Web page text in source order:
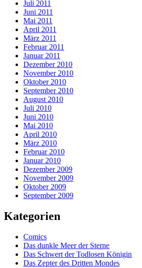
Juli 2011
Juni 2011
Mai 2011
April 2011
März 2011
Februar 2011
Januar 2011
Dezember 2010
November 2010
Oktober 2010
September 2010
August 2010
Juli 2010
Juni 2010
Mai 2010
April 2010
März 2010
Februar 2010
Januar 2010
Dezember 2009
November 2009
Oktober 2009
September 2009
Kategorien
Comics
Das dunkle Meer der Sterne
Das Schwert der Todlosen Königin
Das Zepter des Dritten Mondes